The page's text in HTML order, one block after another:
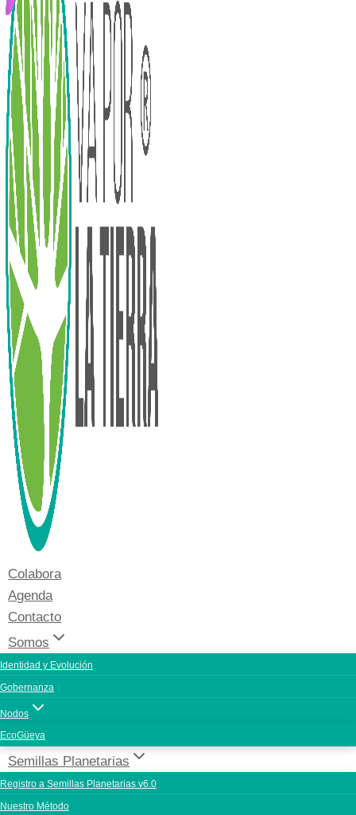
Colabora
Agenda
Contacto
Somos
Identidad y Evolución
Gobernanza
Nodos
EcoGüeya
Semillas Planetarias
Registro a Semillas Planetarias v6.0
Nuestro Método